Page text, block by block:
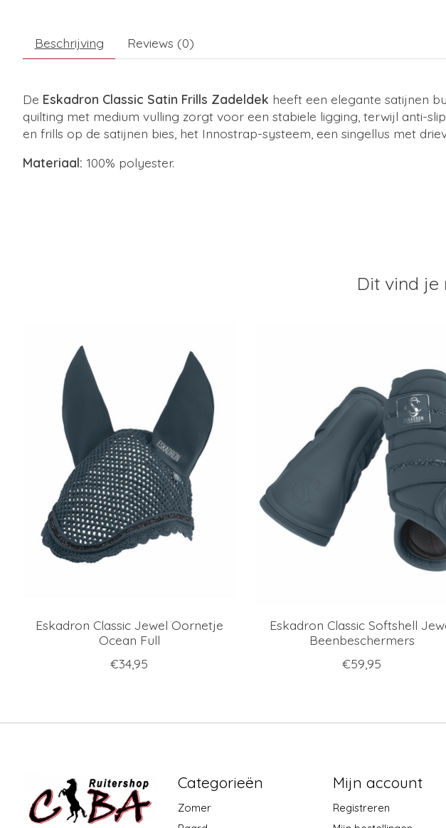
Beschrijving Reviews (0)
De Eskadron Classic Satin Frills Zadeldek heeft een elegante satijnen
quilting met medium vulling zorgt voor een stabiele ligging, terwijl anti-
en frills op de satijnen bies, het Innostrap-systeem, een singellus met
Materiaal: 100% polyester.
Dit vind je
Eskadron Classic Jewel Oornetje
Ocean Full
€34,95
Eskadron Classic Softshell
Beenbeschermers
€59,95
Categorieën
Zomer
Mijn account
Registreren